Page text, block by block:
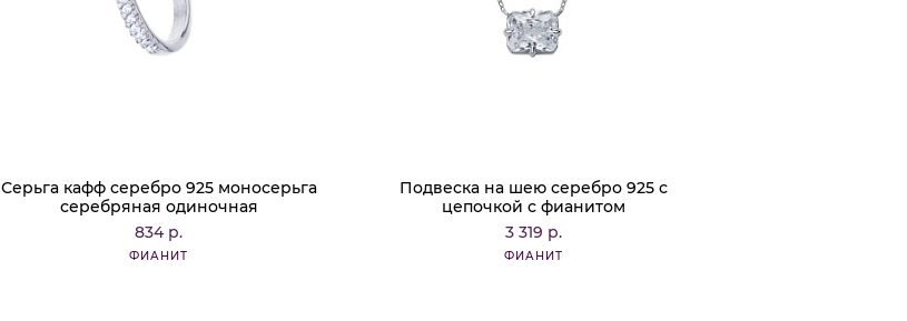
Серьга кафф серебро 925 моносерьга
серебряная одиночная
834 р.
ФИАНИТ
Подвеска на шею серебро 925 с
цепочкой с фианитом
3 319 р.
ФИАНИТ